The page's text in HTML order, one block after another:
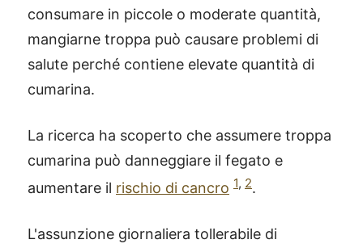
consumare in piccole o moderate quantità,
mangiarne troppa può causare problemi di
salute perché contiene elevate quantità di
cumarina.
La ricerca ha scoperto che assumere troppa
cumarina può danneggiare il fegato e
aumentare il rischio di cancro 1, 2.
L'assunzione giornaliera tollerabile di